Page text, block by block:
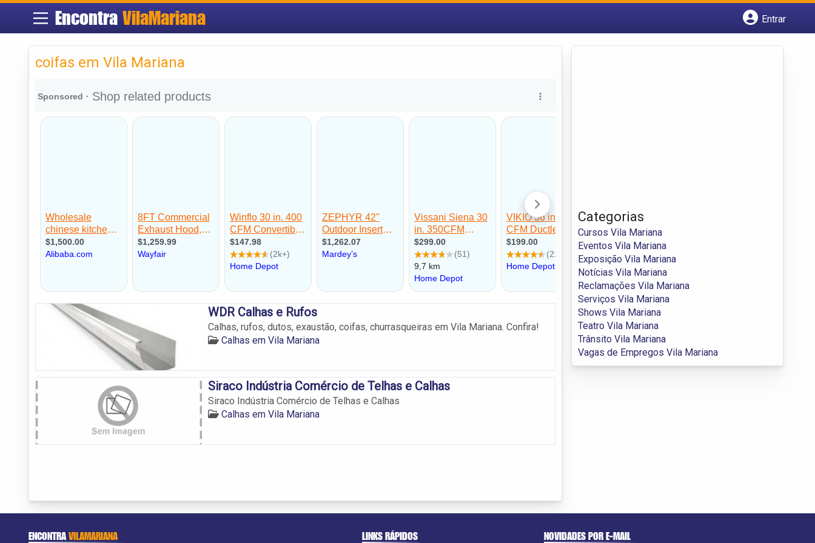
Encontra VilaMariana
Entrar
coifas em Vila Mariana
WDR Calhas e Rufos
Calhas, rufos, dutos, exaustão, coifas, churrasqueiras em Vila Mariana. Confira!
Calhas em Vila Mariana
Siraco Indústria Comércio de Telhas e Calhas
Siraco Indústria Comércio de Telhas e Calhas
Calhas em Vila Mariana
Categorias
Cursos Vila Mariana
Eventos Vila Mariana
Exposição Vila Mariana
Notícias Vila Mariana
Reclamações Vila Mariana
Serviços Vila Mariana
Shows Vila Mariana
Teatro Vila Mariana
Trânsito Vila Mariana
Vagas de Empregos Vila Mariana
ENCONTRAVILAMARIANA LINKS RÁPIDOS NOVIDADES POR E-MAIL